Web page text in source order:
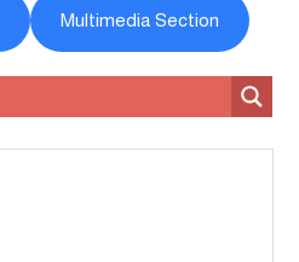
Multimedia Section